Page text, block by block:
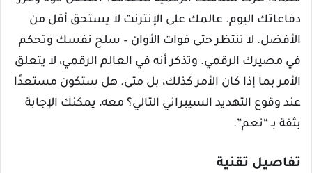
دفاعاتك اليوم. عالمك على الإنترنت لا يستحق أقل من
الأفضل. لا تنتظر حتى فوات الأوان – سلح نفسك وتحكم
في مصيرك الرقمي. وتذكر أنه في العالم الرقمي، لا يتعلق
الأمر بما إذا كان الأمر كذلك، بل متى. هل ستكون مستعدًا
عند وقوع التهديد السيبراني التالي؟ معه، يمكنك الإجابة
بثقة بـ “نعم”.
تفاصيل تقنية